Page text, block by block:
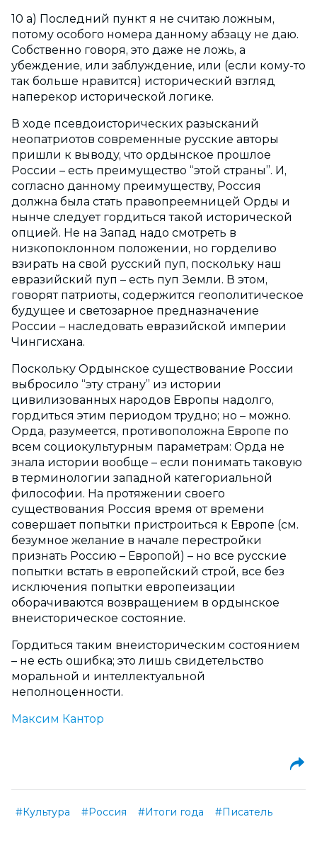
10 а) Последний пункт я не считаю ложным,
потому особого номера данному абзацу не даю.
Собственно говоря, это даже не ложь, а
убеждение, или заблуждение, или (если кому-то
так больше нравится) исторический взгляд
наперекор исторической логике.
В ходе псевдоисторических разысканий
неопатриотов современные русские авторы
пришли к выводу, что ордынское прошлое
России – есть преимущество “этой страны”. И,
согласно данному преимуществу, Россия
должна была стать правопреемницей Орды и
нынче следует гордиться такой исторической
опцией. Не на Запад надо смотреть в
низкопоклонном положении, но горделиво
взирать на свой русский пуп, поскольку наш
евразийский пуп – есть пуп Земли. В этом,
говорят патриоты, содержится геополитическое
будущее и светозарное предназначение
России – наследовать евразийской империи
Чингисхана.
Поскольку Ордынское существование России
выбросило “эту страну” из истории
цивилизованных народов Европы надолго,
гордиться этим периодом трудно; но – можно.
Орда, разумеется, противоположна Европе по
всем социокультурным параметрам: Орда не
знала истории вообще – если понимать таковую
в терминологии западной категориальной
философии. На протяжении своего
существования Россия время от времени
совершает попытки пристроиться к Европе (см.
безумное желание в начале перестройки
признать Россию – Европой) – но все русские
попытки встать в европейский строй, все без
исключения попытки европеизации
оборачиваются возвращением в ордынское
внеисторическое состояние.
Гордиться таким внеисторическим состоянием
– не есть ошибка; это лишь свидетельство
моральной и интеллектуальной
неполноценности.
Максим Кантор
#Культура #Россия #Итоги года #Писатель